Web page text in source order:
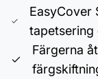
EasyCover
tapetsering
Färgerna